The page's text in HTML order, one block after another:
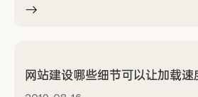
网站建设哪些细节可以让加载速